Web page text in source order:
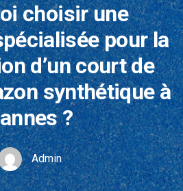
choisir une
pour la
d’un court de
synthétique à
?
Admin